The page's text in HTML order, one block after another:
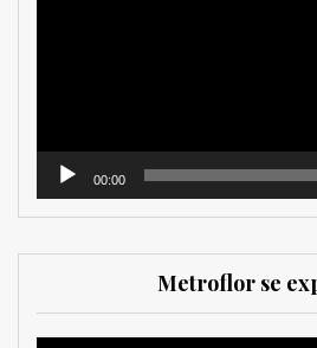
00:00
Metroflor se